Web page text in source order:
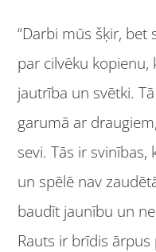
“Darbi mūs šķir, bet
par cilvēku kopienu,
jautrība un svētki.
garumā ar
sevi. Tās ir
un spēlē nav
baudīt jaunību un
Rauts ir brīdis